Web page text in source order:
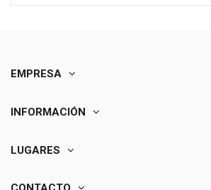
EMPRESA
INFORMACIÓN
LUGARES